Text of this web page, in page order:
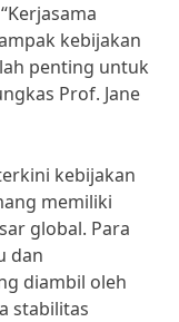
kebijakan
penting untuk
Prof. Jane
kebijakan
memiliki
global. Para
dan
diambil oleh
stabilitas